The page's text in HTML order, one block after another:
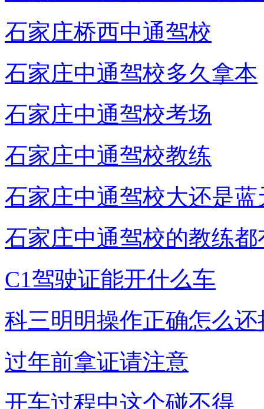
石家庄桥西中通驾校
石家庄中通驾校多久拿本
石家庄中通驾校考场
石家庄中通驾校教练
石家庄中通驾校大还是
石家庄中通驾校的教练都
C1驾驶证能开什么车
科三明明操作正确怎么还
过年前拿证请注意
开车过程中这个碰不得